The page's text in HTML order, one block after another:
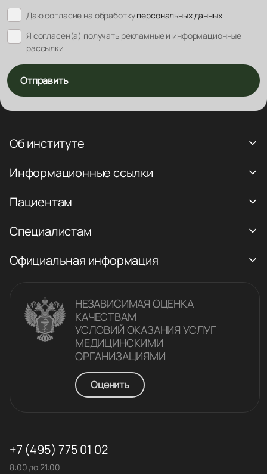
Даю согласие на обработкуперсональных данных
Я согласен(а) получать рекламные и информационные
рассылки
Отправить
Об институте
Информационные ссылки
Пациентам
Специалистам
Официальная информация
НЕЗАВИСИМАЯ ОЦЕНКА
КАЧЕСТВАM
УСЛОВИЙ ОКАЗАНИЯ УСЛУГ
МЕДИЦИНСКИМИ
ОРГАНИЗАЦИЯМИ
Оценить
+7 (495) 775 01 02
8:00 до 21:00